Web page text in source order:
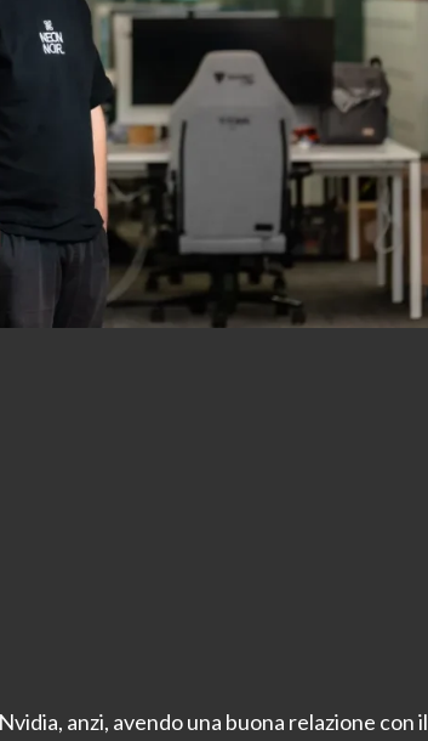
anzi, avendo una buona relazione con il